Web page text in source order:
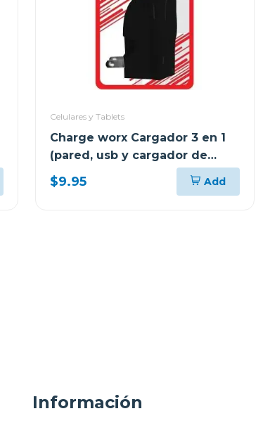
Celulares y Tablets
Charge worx Cargador 3 en 1
(pared, usb y cargador de
coche) cx3025
$9.95 Add
Información